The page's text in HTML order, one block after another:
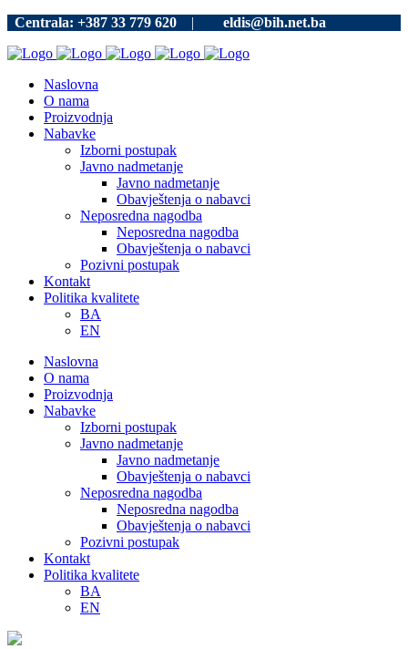
Centrala: +387 33 779 620 | eldis@bih.net.ba
Naslovna
O nama
Proizvodnja
Nabavke
Izborni postupak
Javno nadmetanje
Javno nadmetanje
Obavještenja o nabavci
Neposredna nagodba
Neposredna nagodba
Obavještenja o nabavci
Pozivni postupak
Kontakt
Politika kvalitete
BA
EN
Naslovna
O nama
Proizvodnja
Nabavke
Izborni postupak
Javno nadmetanje
Javno nadmetanje
Obavještenja o nabavci
Neposredna nagodba
Neposredna nagodba
Obavještenja o nabavci
Pozivni postupak
Kontakt
Politika kvalitete
BA
EN